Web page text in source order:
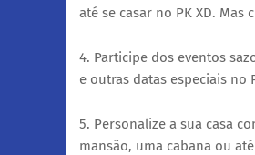
até se casar no PK XD.
4. Participe dos eventos
e outras datas especiais no
5. Personalize a sua casa
mansão, uma cabana ou